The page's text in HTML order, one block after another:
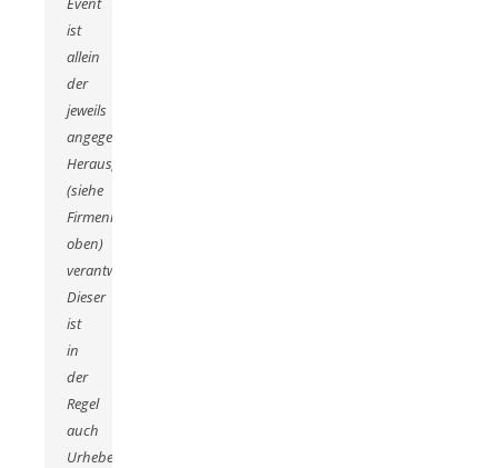
Event
ist
allein
der
jeweils
angegebene
Herausgeber
(siehe
Firmenkontakt
oben)
verantwortlich.
Dieser
ist
in
der
Regel
auch
Urheber